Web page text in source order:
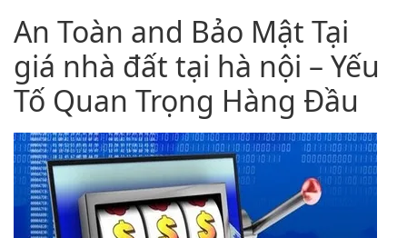
An Toàn and Bảo Mật Tại
giá nhà đất tại hà nội – Yếu
Tố Quan Trọng Hàng Đầu